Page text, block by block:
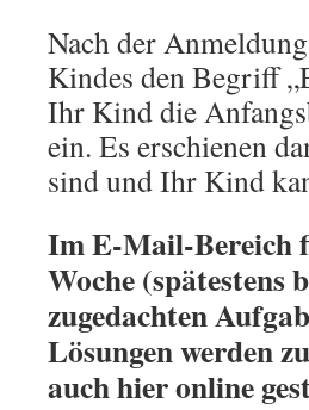
Nach der
Kindes den Begriff
Ihr Kind die
ein. Es erschienen
sind und Ihr Kind
Im E-Mail-Bereich
Woche (spätestens
zugedachten
Lösungen werden
auch hier online